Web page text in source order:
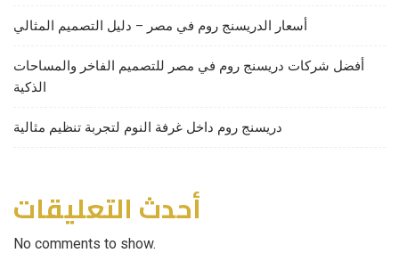
أسعار الدريسنج روم في مصر – دليل التصميم المثالي
أفضل شركات دريسنج روم في مصر للتصميم الفاخر والمساحات
الذكية
دريسنج روم داخل غرفة النوم لتجربة تنظيم مثالية
أحدث التعليقات
No comments to show.